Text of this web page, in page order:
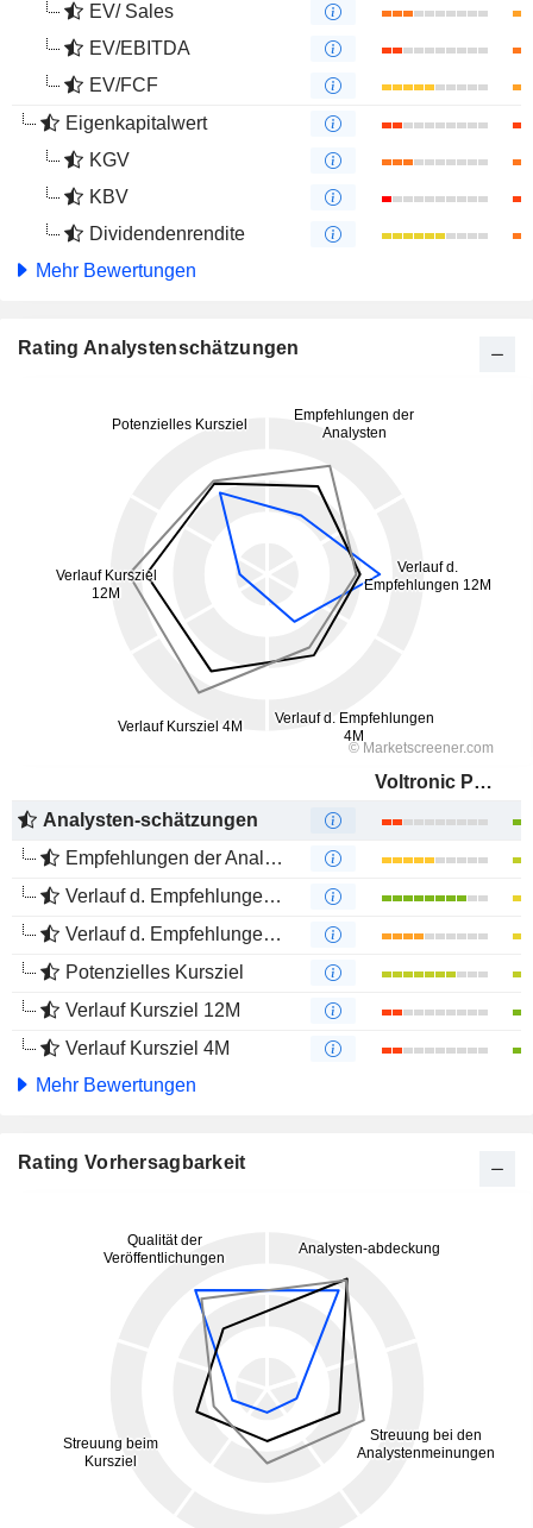
EV/ Sales
EV/EBITDA
EV/FCF
Eigenkapitalwert
KGV
KBV
Dividendenrendite
Mehr Bewertungen
Rating Analystenschätzungen
Voltronic Power Technology Corp.
Analysten-schätzungen
Empfehlungen der Analysten
Verlauf d. Empfehlungen 12M
Verlauf d. Empfehlungen 4M
Potenzielles Kursziel
Verlauf Kursziel 12M
Verlauf Kursziel 4M
Mehr Bewertungen
Rating Vorhersagbarkeit